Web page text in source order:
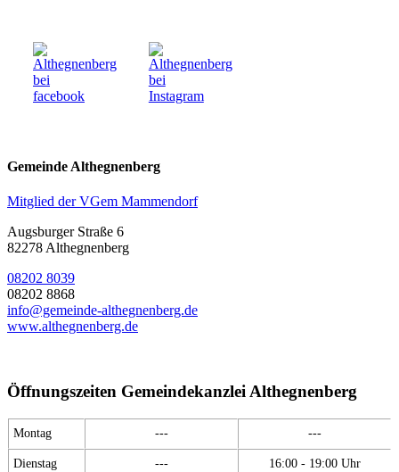
Gemeinde Althegnenberg
Mitglied der VGem Mammendorf
Augsburger Straße 6
82278 Althegnenberg
08202 8039
08202 8868
info@gemeinde-althegnenberg.de
www.althegnenberg.de
Öffnungszeiten Gemeindekanzlei Althegnenberg
Montag --- ---
Dienstag --- 16:00 - 19:00 Uhr